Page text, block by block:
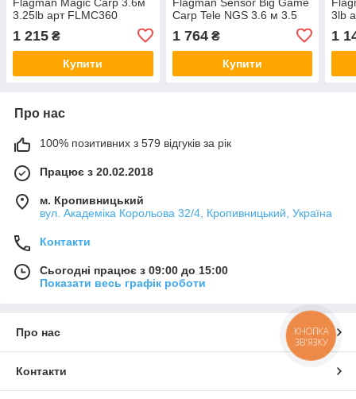
3.25lb арт FLMC360
1 215 ₴
Купити
Carp Tele NGS 3.6 м 3.5
1 764₴
Купити
3lb
1
Про нас
100% позитивних з 579 відгуків за рік
Працює з 20.02.2018
м. Кропивницький
вул. Академіка Корольова 32/4, Кропивницький, Україна
Контакти
Сьогодні працює з 09:00 до 15:00
Показати весь графік роботи
Про нас
Контакти
КНОПКА
ЗВ'ЯЗКУ